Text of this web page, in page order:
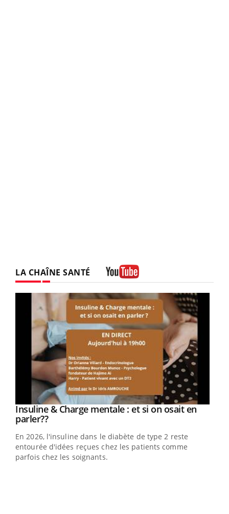
LA CHAÎNE SANTÉ
Youtube
Insuline & Charge mentale : et si on osait en
parler??Youtube
En 2026, l'insuline dans le diabète de type 2 reste
entourée d'idées reçues chez les patients comme
parfois chez les soignants.